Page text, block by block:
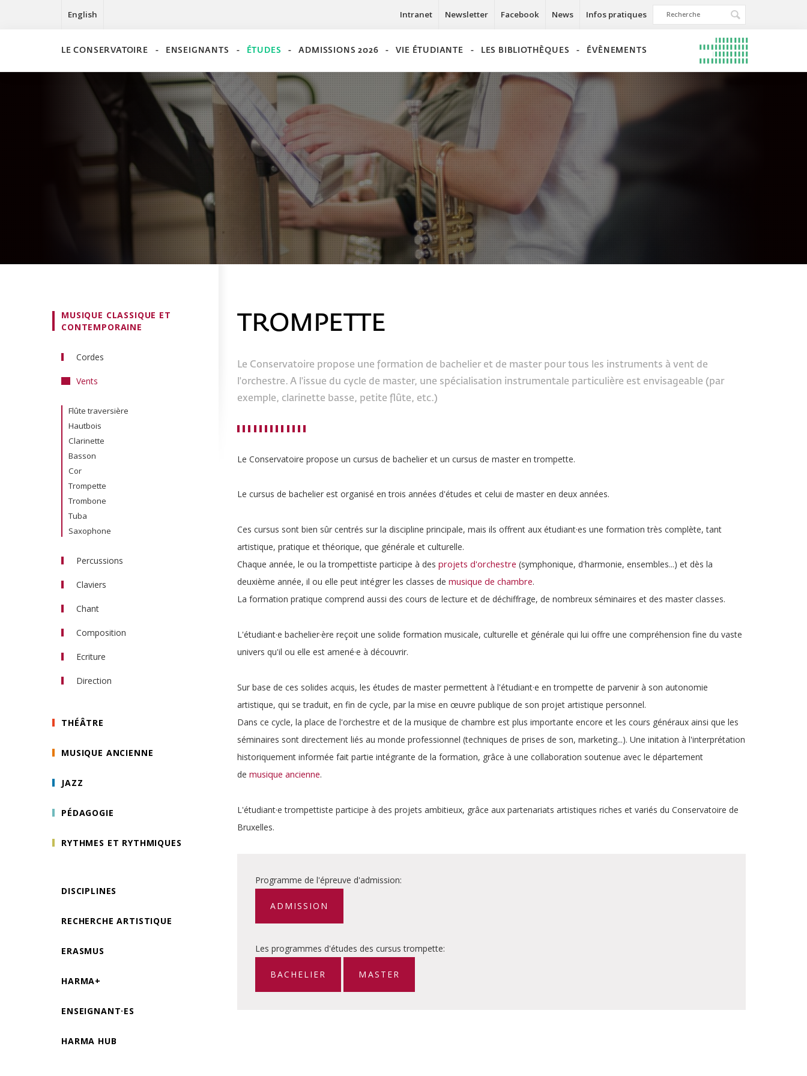
English Intranet Newsletter Facebook News Infos pratiques
LE CONSERVATOIRE ENSEIGNANTS ÉTUDES ADMISSIONS 2026 VIE ÉTUDIANTE LES BIBLIOTHÈQUES ÉVÈNEMENTS
MUSIQUE CLASSIQUE ET
CONTEMPORAINE
Cordes
Violon
Violoncelle
Contrebasse
Guitare
Harpe
Vents
Flûte traversière
Hautbois
Clarinette
Basson
Cor
Trompette
Trombone
Tuba
Saxophone
Percussions
Claviers
Piano
Accompagnement
Chant
Composition
Ecriture
Direction
Direction de choeur
THÉÂTRE
MUSIQUE ANCIENNE
JAZZ
PÉDAGOGIE
RYTHMES ET RYTHMIQUES
DISCIPLINES
RECHERCHE ARTISTIQUE
ERASMUS
HARMA+
ENSEIGNANT·ES
HARMA HUB
TROMPETTE
Le Conservatoire propose une formation de bachelier et de master pour tous les instruments à vent de
l'orchestre. A l'issue du cycle de master, une spécialisation instrumentale particulière est envisageable (par
exemple, clarinette basse, petite flûte, etc.)
Le Conservatoire propose un cursus de bachelier et un cursus de master en trompette.
Le cursus de bachelier est organisé en trois années d'études et celui de master en deux années.
Ces cursus sont bien sûr centrés sur la discipline principale, mais ils offrent aux étudiant·es une formation très complète, tant
artistique, pratique et théorique, que générale et culturelle.
Chaque année, le ou la trompettiste participe à des projets d'orchestre (symphonique, d'harmonie, ensembles...) et dès la
deuxième année, il ou elle peut intégrer les classes de musique de chambre.
La formation pratique comprend aussi des cours de lecture et de déchiffrage, de nombreux séminaires et des master classes.
L'étudiant·e bachelier·ère reçoit une solide formation musicale, culturelle et générale qui lui offre une compréhension fine du vaste
univers qu'il ou elle est amené·e à découvrir.
Sur base de ces solides acquis, les études de master permettent à l'étudiant·e en trompette de parvenir à son autonomie
artistique, qui se traduit, en fin de cycle, par la mise en œuvre publique de son projet artistique personnel.
Dans ce cycle, la place de l'orchestre et de la musique de chambre est plus importante encore et les cours généraux ainsi que les
séminaires sont directement liés au monde professionnel (techniques de prises de son, marketing...). Une initation à l'interprétation
historiquement informée fait partie intégrante de la formation, grâce à une collaboration soutenue avec le département
de musique ancienne.
L'étudiant·e trompettiste participe à des projets ambitieux, grâce aux partenariats artistiques riches et variés du Conservatoire de
Bruxelles.
Programme de l'épreuve d'admission:
ADMISSION
Les programmes d'études des cursus trompette:
BACHELIER MASTER